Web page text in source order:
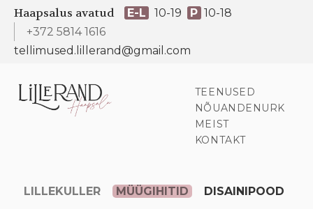
Haapsalus avatud E-L 10-19 P 10-18
+372 5814 1616
tellimused.lillerand@gmail.com
TEENUSED
NÕUANDENURK
MEIST
KONTAKT
LILLEKULLER MÜÜGIHITID DISAINIPOOD